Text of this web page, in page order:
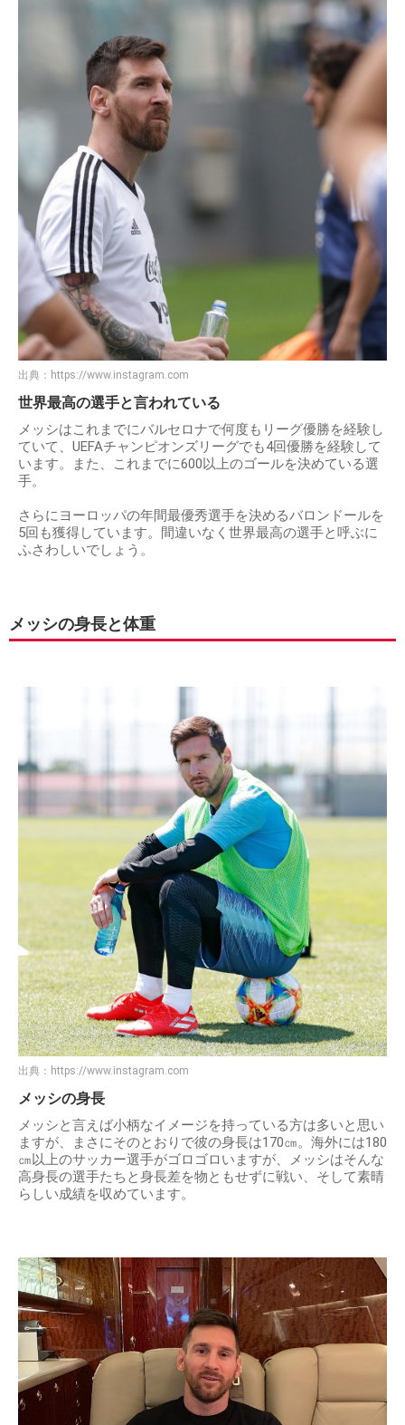
出典： https://www.instagram.com
世界最高の選手と言われている
メッシはこれまでにバルセロナで何度もリーグ優勝を経験し
ていて、UEFAチャンピオンズリーグでも4回優勝を経験して
います。また、これまでに600以上のゴールを決めている選
手。
さらにヨーロッパの年間最優秀選手を決めるバロンドールを
5回も獲得しています。間違いなく世界最高の選手と呼ぶに
ふさわしいでしょう。
メッシの身長と体重
出典： https://www.instagram.com
メッシの身長
メッシと言えば小柄なイメージを持っている方は多いと思い
ますが、まさにそのとおりで彼の身長は170㎝。海外には180
㎝以上のサッカー選手がゴロゴロいますが、メッシはそんな
高身長の選手たちと身長差を物ともせずに戦い、そして素晴
らしい成績を収めています。